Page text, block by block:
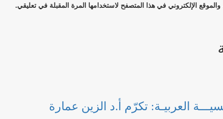
الإلكتروني في هذا المتصفح لاستخدامها المرة المقبلة في تعليقي.
العربيـة: تكرّم أ.د الزين عمارة